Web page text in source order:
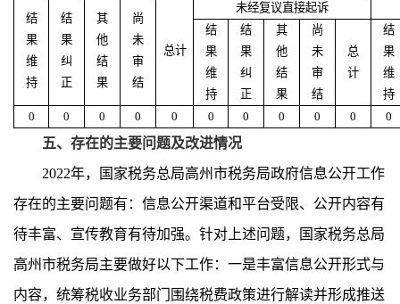
结
果
维
持
结
果
纠
正
其
他
结
果
尚
未
审
结
总计
未经复议直接起诉
结
果
维
持
结
果
纠
正
其
他
结
果
尚
未
审
结
总
计
结
果
维
持
0
0 0 0 0 0 0 0 0 0 0
五、 存在的主要问题及改进情况
2022年， 国家税务总局高州市税务局政府信息公开工作
存在的主要问题有：信息公开渠道和平台受限、公开内容有
待丰富、 宣传教育有待加强。针对上述问题，
国家税务总局
高州市税务局主要做好以下工作：一是丰富信息公开形式与
内容，统筹税收业务部门围绕税费政策进行解读并形成推送